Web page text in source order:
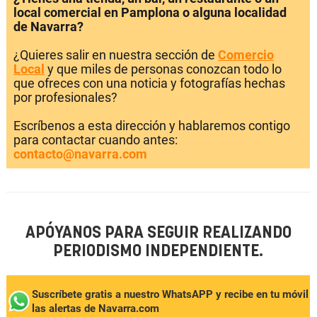
local comercial en Pamplona o alguna localidad
de Navarra?
¿Quieres salir en nuestra sección de Comercio
Local y que miles de personas conozcan todo lo
que ofreces con una noticia y fotografías hechas
por profesionales?
Escríbenos a esta dirección y hablaremos contigo
para contactar cuando antes:
contacto@navarra.com
APÓYANOS PARA SEGUIR REALIZANDO
PERIODISMO INDEPENDIENTE.
Suscríbete gratis a nuestro WhatsAPP y recibe en tu móvil
las alertas de Navarra.com